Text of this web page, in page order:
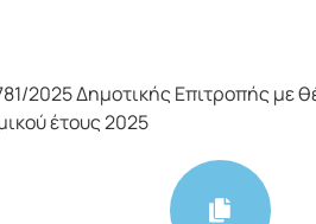
2025 Δημοτικής Επιτροπής με
έτους 2025